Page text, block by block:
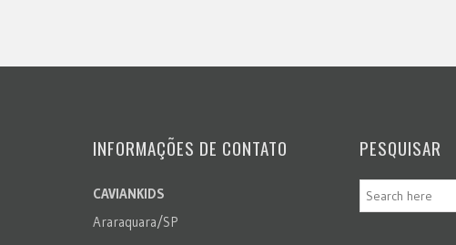
INFORMAÇÕES DE CONTATO
CAVIANKIDS
Araraquara/SP
PESQUISAR